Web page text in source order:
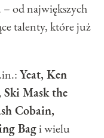
– od największych
talenty, które już
Yeat, Ken
Ski Mask the
Cobain,
Bagi wielu